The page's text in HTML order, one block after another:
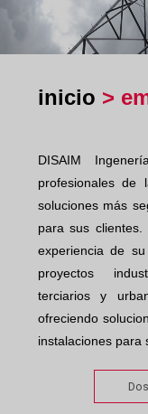
inicio >
DISAIM
profesionales
soluciones más
para sus
experiencia de
proyectos
terciarios y
ofreciendo
instalaciones para